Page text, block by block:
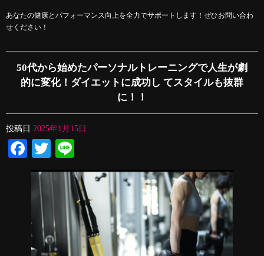
あなたの健康とパフォーマンス向上を全力でサポートします！ぜひお問い合わ
せください！
50代から始めたパーソナルトレーニングで人生が劇
的に変化！ダイエットに成功し てスタイルも抜群
に！！
投稿日 2025年1月15日
Facebook
Twitter